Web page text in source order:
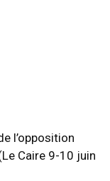
l’opposition
Caire 9-10 juin